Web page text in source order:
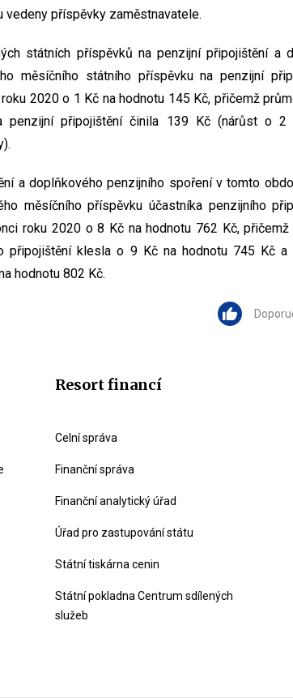
příspěvky zaměstnavatele.
státních příspěvků na penzijní připojištění a
měsíčního státního příspěvku na penzijní
2020 o 1 Kč na hodnotu 145 Kč, přičemž
penzijní připojištění činila 139 Kč (nárůst o
a doplňkového penzijního spoření v tomto
měsíčního příspěvku účastníka penzijního
roku 2020 o 8 Kč na hodnotu 762 Kč, přičemž
připojištění klesla o 9 Kč na hodnotu 745 Kč a
hodnotu 802 Kč.
Resort financí
Celní správa
Finanční správa
Finanční analytický úřad
Úřad pro zastupování státu
Státní tiskárna cenin
Státní pokladna Centrum sdílených
služeb